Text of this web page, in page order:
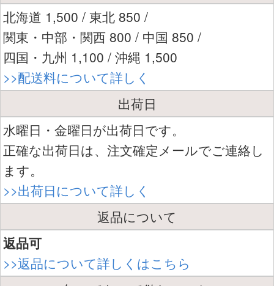
北海道 1,500 / 東北 850 /
関東・中部・関西 800 / 中国 850 /
四国・九州 1,100 / 沖縄 1,500
>>配送料について詳しく
出荷日
水曜日・金曜日が出荷日です。
正確な出荷日は、注文確定メールでご連絡し
ます。
>>出荷日について詳しく
返品について
返品可
>>返品について詳しくはこちら